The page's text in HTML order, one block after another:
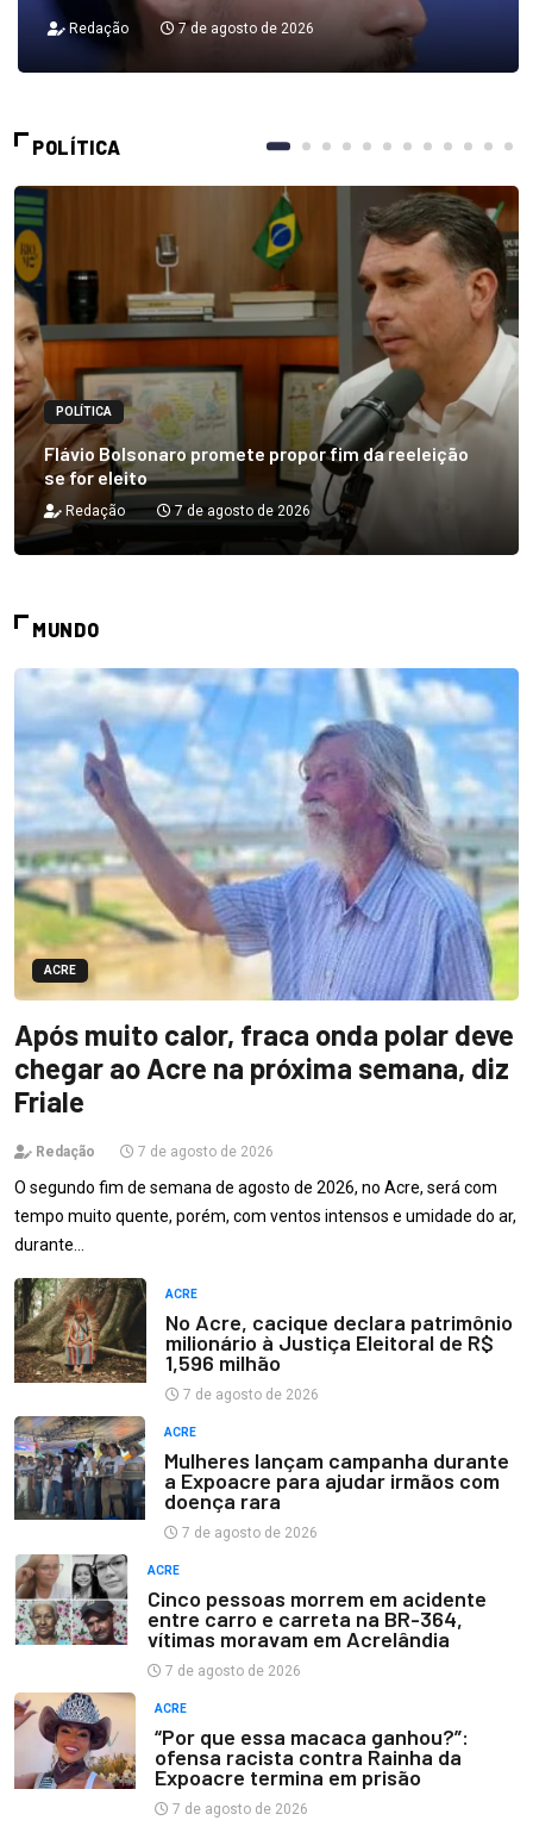
Redação 7 de agosto de 2026
POLÍTICA
POLÍTICA
Flávio Bolsonaro promete propor fim da reeleição
se for eleito
Redação 7 de agosto de 2026
MUNDO
ACRE
Após muito calor, fraca onda polar deve
chegar ao Acre na próxima semana, diz
Friale
Redação 7 de agosto de 2026
O segundo fim de semana de agosto de 2026, no Acre, será com
tempo muito quente, porém, com ventos intensos e umidade do ar,
durante…
ACRE
No Acre, cacique declara patrimônio
milionário à Justiça Eleitoral de R$
1,596 milhão
7 de agosto de 2026
ACRE
Mulheres lançam campanha durante
a Expoacre para ajudar irmãos com
doença rara
7 de agosto de 2026
ACRE
Cinco pessoas morrem em acidente
entre carro e carreta na BR-364,
vítimas moravam em Acrelândia
7 de agosto de 2026
ACRE
“Por que essa macaca ganhou?”:
ofensa racista contra Rainha da
Expoacre termina em prisão
7 de agosto de 2026